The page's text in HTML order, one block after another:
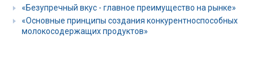
«Безупречный вкус - главное преимущество на рынке»
«Основные принципы создания конкурентноспособных
молокосодержащих продуктов»